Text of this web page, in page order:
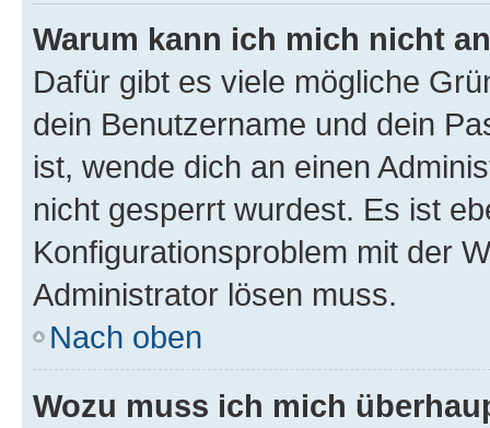
Warum kann ich mich nicht
Dafür gibt es viele mögliche
dein Benutzername und dein
ist, wende dich an einen
nicht gesperrt wurdest. Es ist
Konfigurationsproblem mit der
Administrator lösen muss.
Nach oben
Wozu muss ich mich